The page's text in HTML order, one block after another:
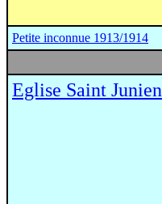
Petite inconnue 1913/1914
Eglise Saint Junien